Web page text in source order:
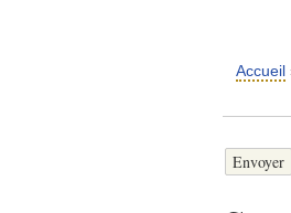
Accueil
Envoyer